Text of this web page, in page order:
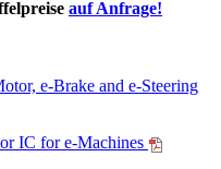
auf Anfrage!
e-Brake and e-Steering
IC for e-Machines